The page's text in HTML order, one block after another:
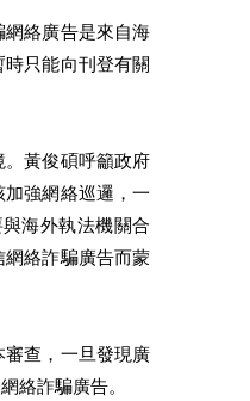
絡廣告是來自海
只能向刊登有關
黃俊碩呼籲政府
強網絡巡邏，一
海外執法機關合
絡詐騙廣告而蒙
查，一旦發現廣
絡詐騙廣告。